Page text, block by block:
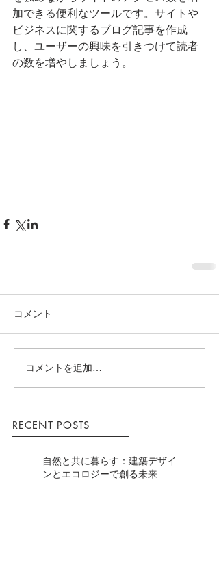
加できる便利なツールです。サイトや
ビジネスに関するブログ記事を作成
し、ユーザーの興味を引きつけて読者
の数を増やしましょう。
コメント
コメントを追加…
RECENT POSTS
自然と共に暮らす：建築デザイ
ンとエコロジーで創る未来